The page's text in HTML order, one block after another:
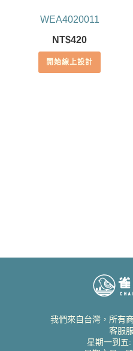
WEA4020011
NT$420
開始線上設計
我們來自台灣，所有
客服
星期一到五